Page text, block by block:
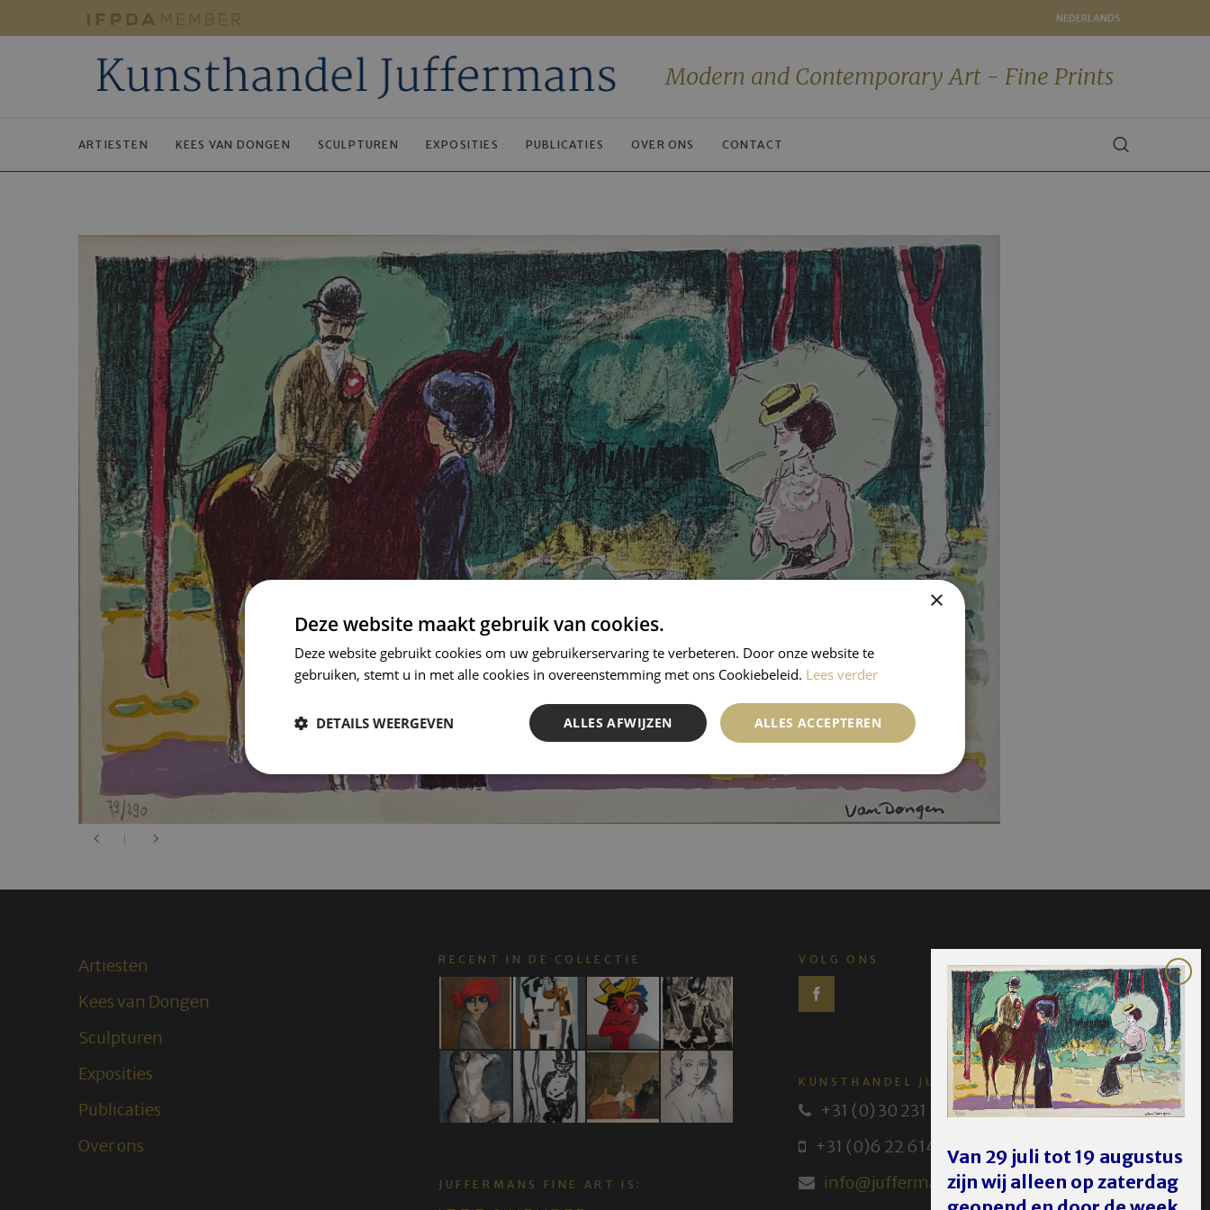
NEDERLANDS
Modern and Contemporary Art - Fine Prints
ARTIESTEN KEES VAN DONGEN SCULPTUREN EXPOSITIES PUBLICATIES OVER ONS CONTACT
Artiesten
Kees van Dongen
Sculpturen
Exposities
Publicaties
Over ons
RECENT IN DE COLLECTIE
JUFFERMANS FINE ART IS:
VOLG ONS
KUNSTHANDEL JUFFERMANS
+31 (0) 30 231 14 63
+31 (0)6 22 614 582
info@juffermans.nl
Van 29 juli tot 19 augustus
zijn wij alleen op zaterdag
×
Deze website maakt gebruik van cookies.
Deze website gebruikt cookies om uw gebruikerservaring te verbeteren. Door onze website te
gebruiken, stemt u in met alle cookies in overeenstemming met ons Cookiebeleid. Lees verder
ALLES ACCEPTEREN
ALLES AFWIJZEN
DETAILS WEERGEVEN